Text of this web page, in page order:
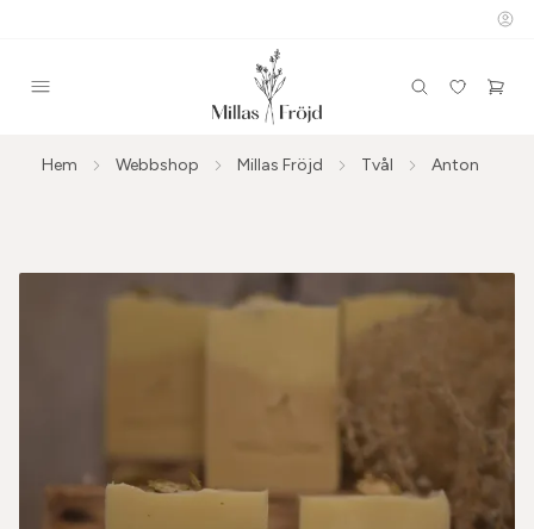
Hem Webbshop Millas Fröjd Tvål Anton